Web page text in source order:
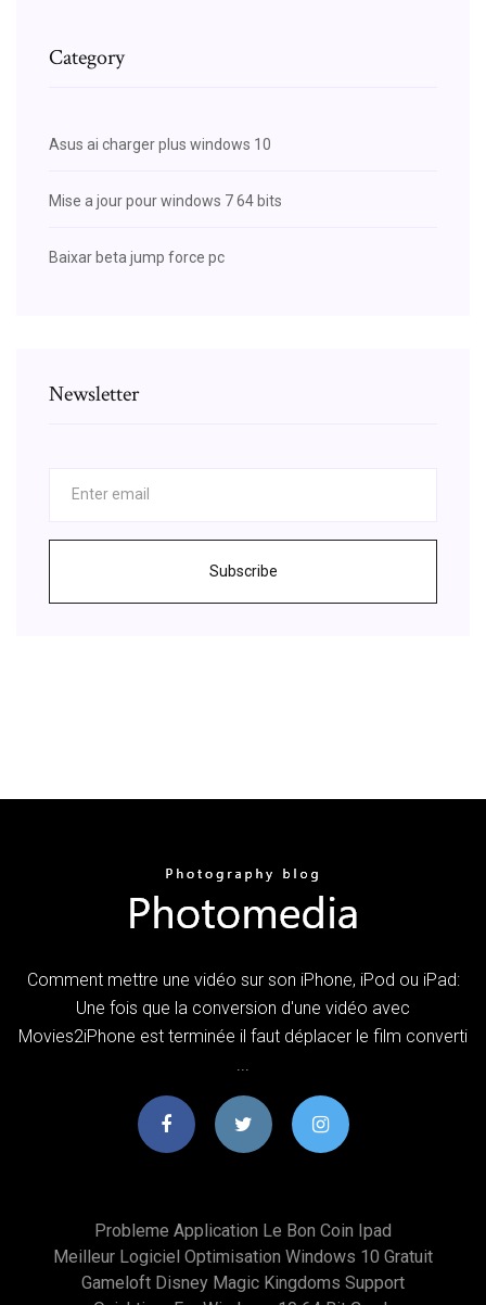
Category
Asus ai charger plus windows 10
Mise a jour pour windows 7 64 bits
Baixar beta jump force pc
Newsletter
Subscribe
Comment mettre une vidéo sur son iPhone, iPod ou iPad:
Une fois que la conversion d'une vidéo avec
Movies2iPhone est terminée il faut déplacer le film converti
Probleme Application Le Bon Coin Ipad
Meilleur Logiciel Optimisation Windows 10 Gratuit
Gameloft Disney Magic Kingdoms Support